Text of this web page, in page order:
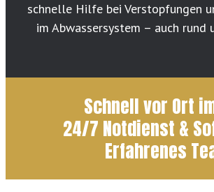
schnelle Hilfe bei Verstopfungen
im Abwassersystem – auch rund
Schnell vor Ort
24/7 Notdienst &
Erfahrenes